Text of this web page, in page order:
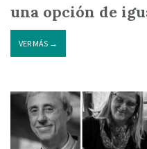
una opción de
VER MÁS →